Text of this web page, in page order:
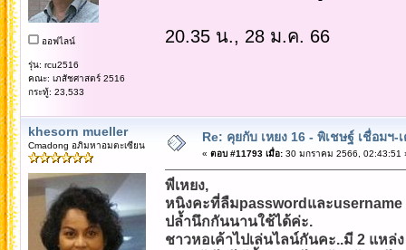
ออฟไลน์
รุ่น: rcu2516
คณะ: เภสัชศาสตร์ 2516
กระทู้: 23,533
20.35 น., 28 ม.ค. 66
khesorn mueller
Cmadong อภิมหาอมตะเซียน
Re: คุยกับ เหยง 16 - พิเชษฐ์ เชื่อมฯ
« ตอบ #11793 เมื่อ:30 มกราคม 2566, 02:43:51
พี่เหยง,
หนิงคะที่ลืมpasswordและusername
ปล้ำนึกกันนานใช้ได้ค่ะ.
ชาวหอเค้าไปเล่นไลน์กันคะ..มี 2 แหล่ง